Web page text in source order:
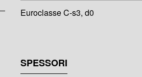
Euroclasse C-s3, d0
SPESSORI